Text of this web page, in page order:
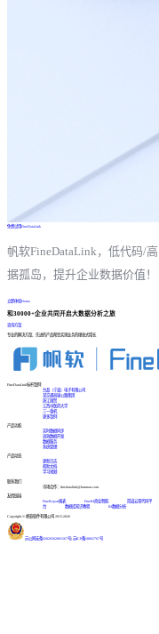
免费试用FineDataLink
帆软FineDataLink，低代码/
据孤岛，提升企业数据价值！
立即体验Demo
和30000+企业共同开启大数据分析之旅
咨询方案
专业的解决方案、先进的产品帮您实现业务的爆发式增长
FineDataLink标杆案例
台晶（宁波）电子有限公司
某交通高速公路集团
浙江国贸
江西中医药大学
三一重机
更多案例
产品功能
实时数据同步
高效数据开发
数据服务
系统管理
产品动态
更新日志
帮助文档
学习视频
联系我们
市场合作：finedatalink@fanruan.com
友情链接
FineReport报表
FineBI商业智能
简道云零代码平
台
数据库知识教程 BI数据分析
Copyright © 帆软软件有限公司 2015-2026
苏公网安备32020502001567号 苏ICP备18065767号